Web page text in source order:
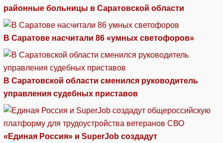
районные больницы в Саратовской области
В Саратове насчитали 86 «умных светофоров»
В Саратовской области сменился руководитель
управления судебных приставов
«Единая Россия» и SuperJob создадут